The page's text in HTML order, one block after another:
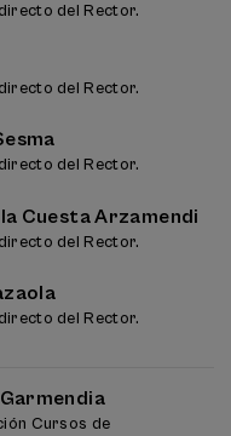
del Rector.
del Rector.
del Rector.
Cuesta Arzamendi
del Rector.
del Rector.
Cursos de